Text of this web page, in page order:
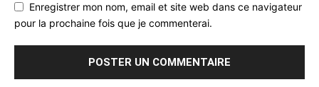
Enregistrer mon nom, email et site web dans ce navigateur
pour la prochaine fois que je commenterai.